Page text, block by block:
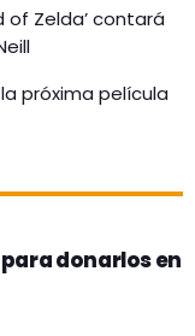
of Zelda’ contará
próxima película
donarlos en